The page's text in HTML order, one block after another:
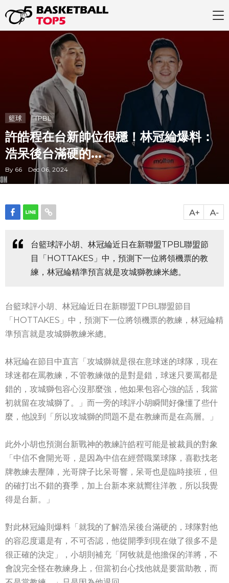
籃球 TPBL
許皓程在台新帥位很穩！林冠綸爆料：
浩呆後台滿硬的...
By 66 Dec 06, 2024
台籃球評小胡、林冠綸近日在新聯盟TPBL聯盟節
目「HOTTAKES」中，預測下一位將領機票的教
練，林冠綸精準預言就是攻城獅教練米總。
台籃球評小胡、林冠綸近日在新聯盟TPBL聯盟節目
「HOTTAKES」中，預測下一位將領機票的教練，林冠綸精
準預言就是攻城獅教練米總。
林冠綸在節目中直言「攻城獅就是很在意球迷的球隊，現在
球迷都在罵教練，不管教練做的是對是錯，球迷只要罵都是
錯的，攻城獅包容心沒那麼強，他如果包容心強的話，我當
初就留在攻城獅了。」而一旁的球評小胡瞬間好像懂了些什
麼，他說到「所以攻城獅的問題不是在教練而是在高層。」
此外小胡也預測台新戰神的教練許皓程可能是被裁員的對象
「中信不會開光哥，是因為中信在經營職業球隊，喜歡找老
牌教練去壓陣，光哥牌子比呆哥響，呆哥也是臨時接班，但
的確打出不錯的賽季，加上台新本來就嚮往洋教，所以我覺
得是台新。」
對此林冠綸則爆料「就我的了解浩呆後台滿硬的，球隊對他
的容忍度還是有，不可否認，他從開季到現在做了很多不是
很正確的決定」，小胡則補充「阿牧就是他擔保的洋將，不
會說完全怪在教練身上，但當初台心找他就是要當助教，而